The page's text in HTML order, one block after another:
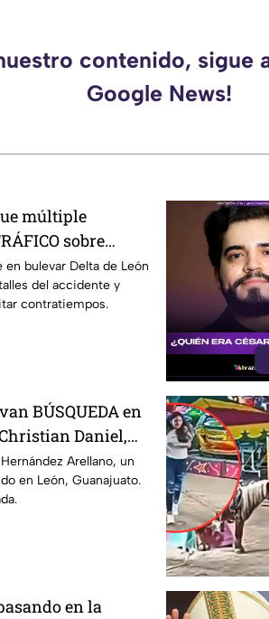
contenido, sigue
Google News!
múltiple
sobre
León; CIERRAN
en bulevar Delta de León
del accidente y
contratiempos.
BÚSQUEDA en
Daniel,
en
Arellano, un
en León, Guanajuato.
en la